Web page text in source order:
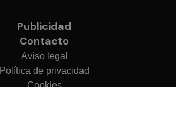
Publicidad
Contacto
Aviso legal
Política de privacidad
Cookies